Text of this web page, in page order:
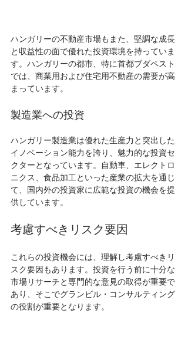
ハンガリーの不動産市場もまた、堅調な成長
と収益性の面で優れた投資環境を持っていま
す。ハンガリーの都市、特に首都ブダペスト
では、商業用および住宅用不動産の需要が高
まっています。
製造業への投資
ハンガリー製造業は優れた生産力と突出した
イノベーション能力を誇り、魅力的な投資セ
クターとなっています。自動車、エレクトロ
ニクス、食品加工といった産業の拡大を通じ
て、国内外の投資家に広範な投資の機会を提
供しています。
考慮すべきリスク要因
これらの投資機会には、理解し考慮すべきリ
スク要因もあります。投資を行う前に十分な
市場リサーチと専門的な意見の取得が重要で
あり、そこでグランビル・コンサルティング
の役割が重要となります。